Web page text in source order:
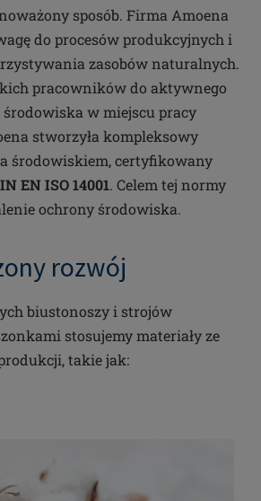
sposób. Firma Amoena
do procesów produkcyjnych i
zasobów naturalnych.
pracowników do aktywnego
w miejscu pracy
stworzyła kompleksowy
środowiskiem, certyfikowany
EN ISO 14001. Celem tej normy
ochrony środowiska.
rozwój
biustonoszy i strojów
stosujemy materiały ze
takie jak: